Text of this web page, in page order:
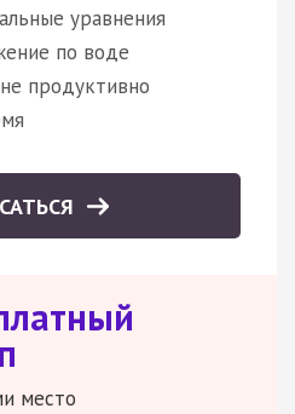
уравнения
по воде
продуктивно
место